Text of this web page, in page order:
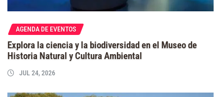
AGENDA DE EVENTOS
Explora la ciencia y la biodiversidad en el Museo de
Historia Natural y Cultura Ambiental
JUL 24, 2026